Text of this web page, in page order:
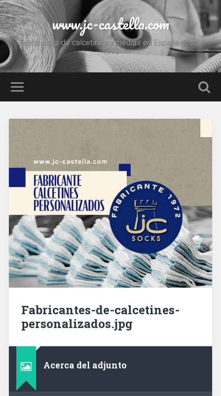
www.jc-castella.com
Fabricantes de calcetines y medias en España desde
1972
Fabricantes-de-calcetines-
personalizados.jpg
Acerca del adjunto